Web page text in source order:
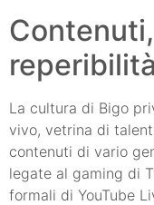
reperibilità
La cultura di Bigo
vivo, vetrina di
contenuti di vario
legate al gaming di
formali di YouTube